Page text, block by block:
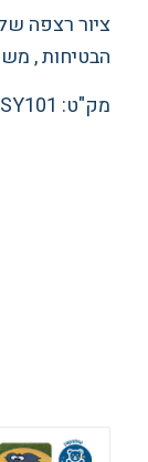
ציור רצפה
הבטיחות ,
מק"ט: PSY101